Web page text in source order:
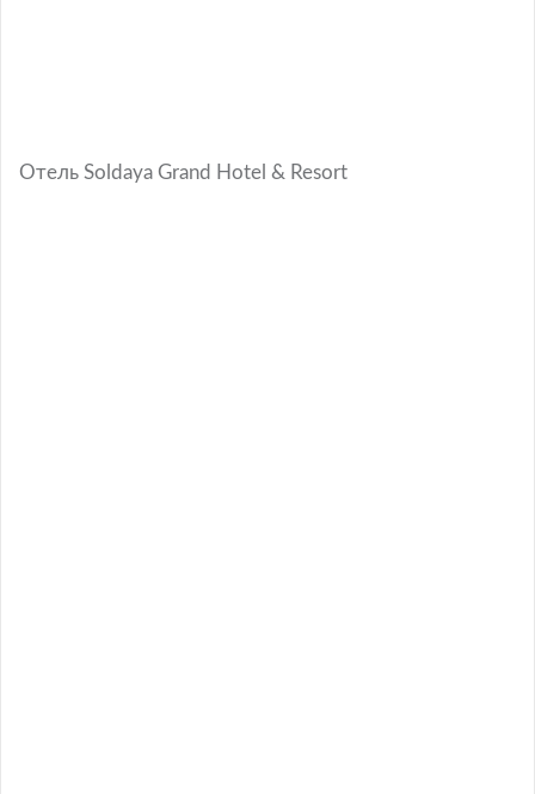
Отель Soldaya Grand Hotel & Resort